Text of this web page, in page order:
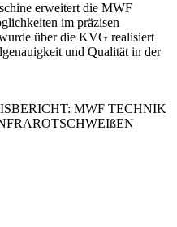
erweitert die MWF
im präzisen
über die KVG realisiert
und Qualität in der
MWF TECHNIK